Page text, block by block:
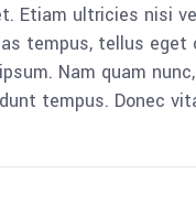
Etiam ultricies nisi
tempus, tellus
Nam quam
tempus. Donec